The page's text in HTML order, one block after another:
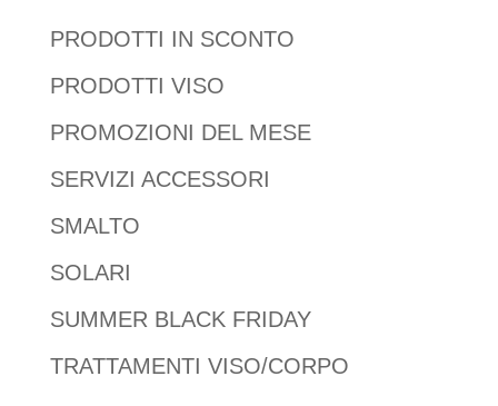
PRODOTTI IN SCONTO
PRODOTTI VISO
PROMOZIONI DEL MESE
SERVIZI ACCESSORI
SMALTO
SOLARI
SUMMER BLACK FRIDAY
TRATTAMENTI VISO/CORPO